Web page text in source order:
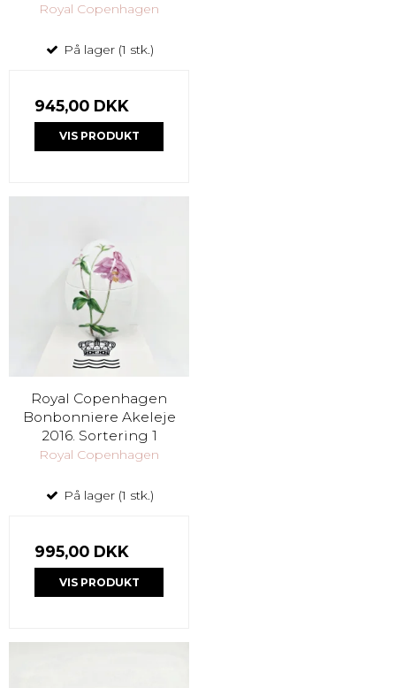
Royal Copenhagen
På lager (1 stk.)
945,00 DKK
VIS PRODUKT
Royal Copenhagen
Bonbonniere Akeleje
2016. Sortering 1
Royal Copenhagen
På lager (1 stk.)
995,00 DKK
VIS PRODUKT